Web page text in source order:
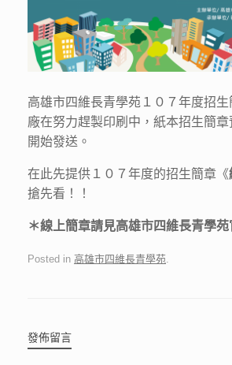
高雄市四維長青學苑１０７年度招生
廠在努力趕製印刷中，紙本招生簡章
開始發送。
在此先提供１０７年度的招生簡章《
搶先看！！
＊線上簡章請見高雄市四維長青學苑
Posted in 高雄市四維長青學苑
發佈留言